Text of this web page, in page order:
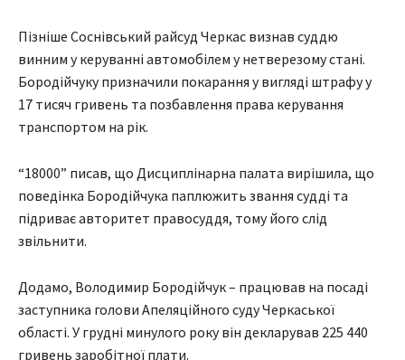
Пізніше Соснівський райсуд Черкас визнав суддю
винним у керуванні автомобілем у нетверезому стані.
Бородійчуку призначили покарання у вигляді штрафу у
17 тисяч гривень та позбавлення права керування
транспортом на рік.
“18000” писав, що Дисциплінарна палата вирішила, що
поведінка Бородійчука паплюжить звання судді та
підриває авторитет правосуддя, тому його слід
звільнити.
Додамо, Володимир Бородійчук – працював на посаді
заступника голови Апеляційного суду Черкаської
області. У грудні минулого року він декларував 225 440
гривень заробітної плати.